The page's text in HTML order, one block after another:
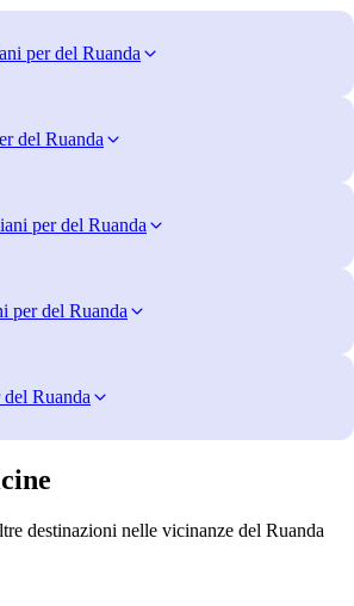
per del Ruanda
del Ruanda
per del Ruanda
per del Ruanda
Ruanda
destinazioni nelle vicinanze del Ruanda